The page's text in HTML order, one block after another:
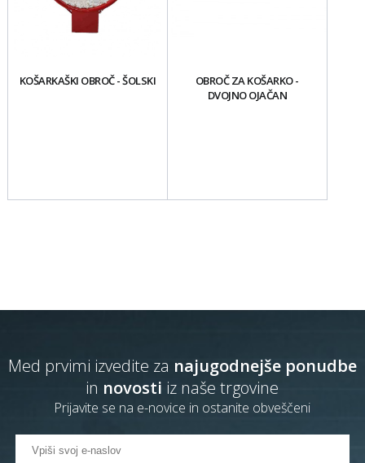
KOŠARKAŠKI OBROČ - ŠOLSKI
OBROČ ZA KOŠARKO -
DVOJNO OJAČAN
Med prvimi izvedite za najugodnejše ponudbe
in novosti iz naše trgovine
Prijavite se na e-novice in ostanite obveščeni